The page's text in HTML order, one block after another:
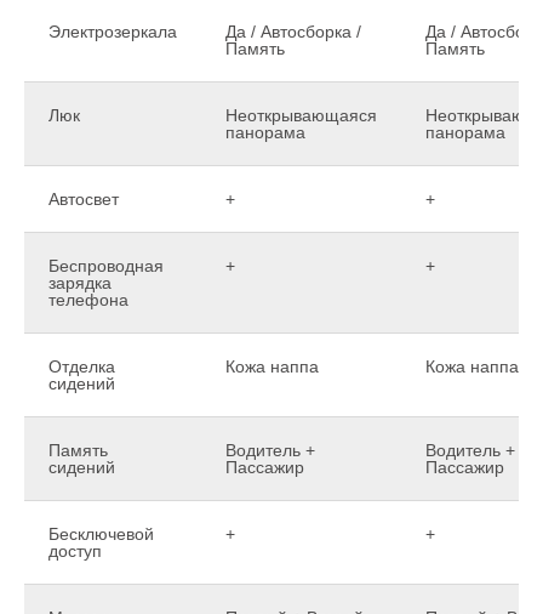
Электрозеркала
Да / Автосборка /
Память
Да /
Память
Люк
Неоткрывающаяся
панорама
панорама
Автосвет + +
Беспроводная
зарядка
телефона
+ +
Отделка
сидений
Кожа наппа Кожа наппа
Память
сидений
Водитель +
Пассажир
Водитель +
Пассажир
Бесключевой
доступ
+ +